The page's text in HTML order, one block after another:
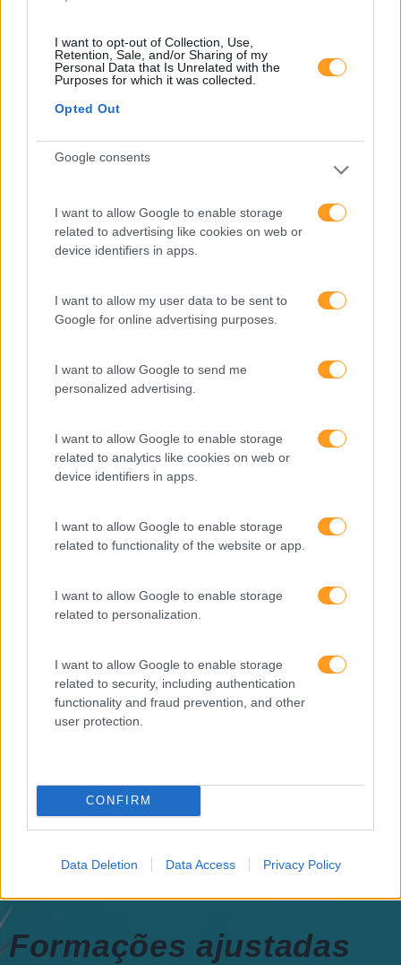
I want to opt-out of Collection, Use,
Retention, Sale, and/or Sharing of my
Personal Data that Is Unrelated with the
Purposes for which it was collected.
Opted Out
Google consents
I want to allow Google to enable storage
related to advertising like cookies on web or
device identifiers in apps.
I want to allow my user data to be sent to
Google for online advertising purposes.
I want to allow Google to send me
personalized advertising.
I want to allow Google to enable storage
related to analytics like cookies on web or
device identifiers in apps.
I want to allow Google to enable storage
related to functionality of the website or app.
I want to allow Google to enable storage
related to personalization.
I want to allow Google to enable storage
related to security, including authentication
functionality and fraud prevention, and other
user protection.
CONFIRM
Data Deletion Data Access Privacy Policy
SABER MAIS
new PRO
REDAÇÃO AVANÇADA DE
CONTEÚDOS EDITORIAIS
ACESSÍVEIS
SABER MAIS
new PRO
DESENVOLVIMENTO WEB
2,5 dias Intra
1 2
Formações ajustadas